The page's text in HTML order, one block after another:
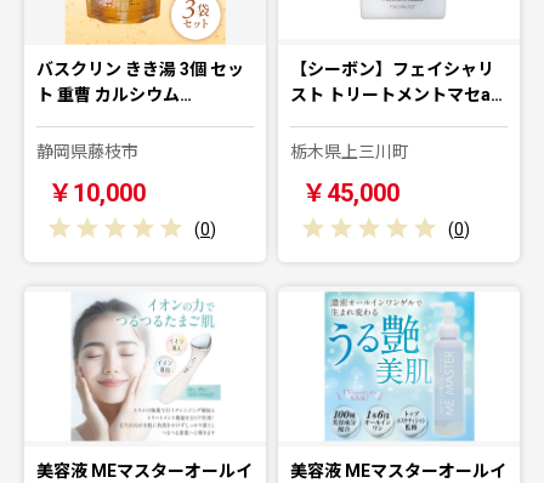
バスクリン きき湯 3個 セッ
ト 重曹 カルシウム…
静岡県藤枝市
￥10,000
(0)
【シーボン】フェイシャリ
スト トリートメントマセa…
栃木県上三川町
￥45,000
(0)
美容液 MEマスターオールイ
美容液 MEマスターオールイ